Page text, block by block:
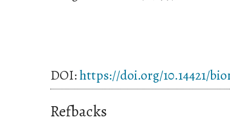
DOI:https://doi.org/10.14421/
Refbacks